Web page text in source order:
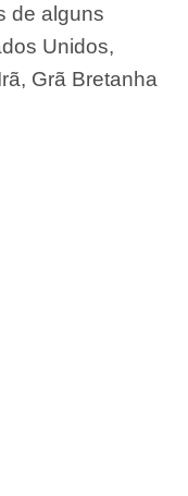
de alguns
Unidos,
Grã Bretanha